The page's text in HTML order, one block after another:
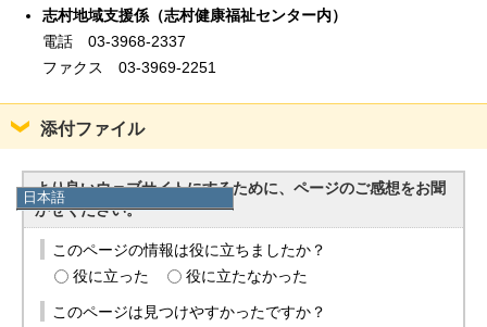
日本語
日本語
English
한국어
简体中文
繁體中文
志村地域支援係（志村健康福祉センター内）
電話 03-3968-2337
ファクス 03-3969-2251
添付ファイル
より良いウェブサイトにするために、ページのご感想をお聞
かせください。
このページの情報は役に立ちましたか？
役に立った
役に立たなかった
このページは見つけやすかったですか？